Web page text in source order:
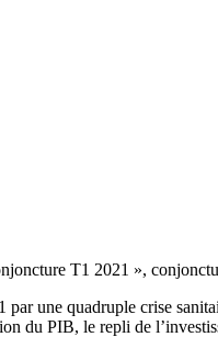
T1 2021 »,
une quadruple crise
du PIB, le repli de